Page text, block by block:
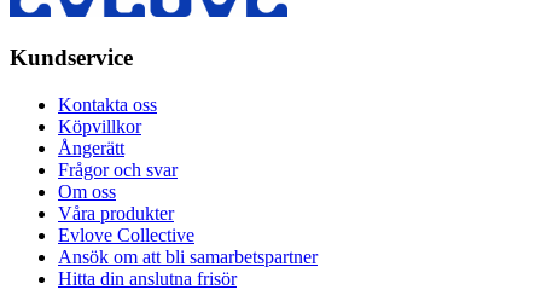
Kundservice
Kontakta oss
Köpvillkor
Ångerätt
Frågor och svar
Om oss
Våra produkter
Evlove Collective
Ansök om att bli samarbetspartner
Hitta din anslutna frisör